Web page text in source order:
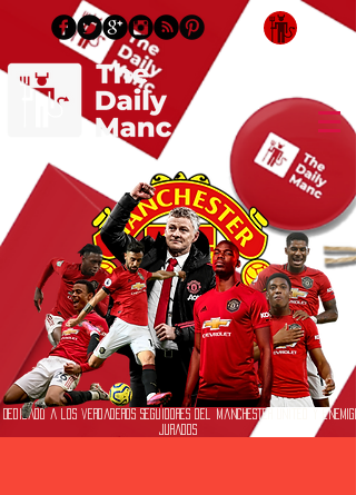
Dedicado a los verdaderos seguidores del Manchester United y
jurados